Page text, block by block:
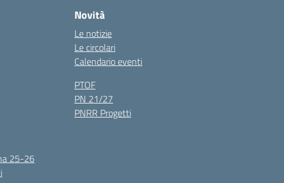
25-26
Novità
Le notizie
Le circolari
Calendario eventi
PTOF
PN 21/27
PNRR Progetti